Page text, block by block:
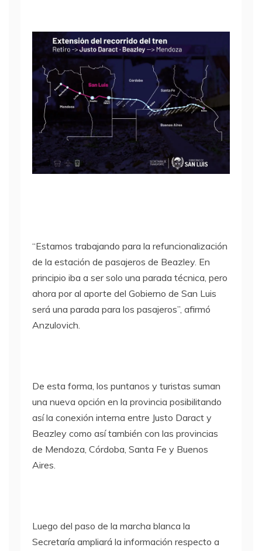
“Estamos trabajando para la refuncionalización
de la estación de pasajeros de Beazley. En
principio iba a ser solo una parada técnica, pero
ahora por al aporte del Gobierno de San Luis
será una parada para los pasajeros”, afirmó
Anzulovich.
De esta forma, los puntanos y turistas suman
una nueva opción en la provincia posibilitando
así la conexión interna entre Justo Daract y
Beazley como así también con las provincias
de Mendoza, Córdoba, Santa Fe y Buenos
Aires.
Luego del paso de la marcha blanca la
Secretaría ampliará la información respecto a